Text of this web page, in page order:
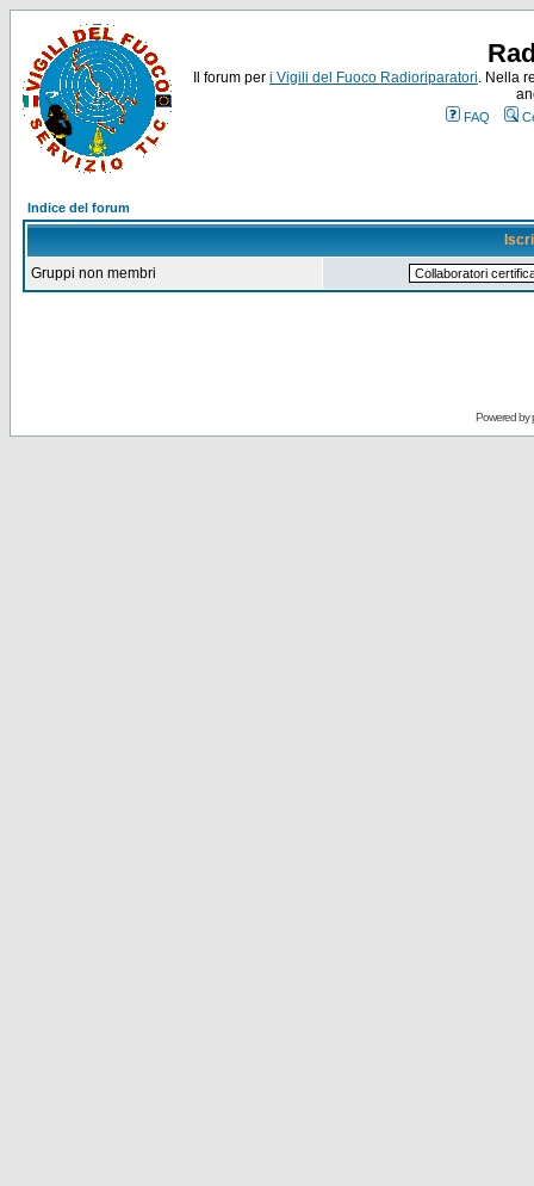
Il forum per i Vigili del Fuoco Radioriparatori. Nella
FAQ
Indice del forum
Gruppi non membri
Powered by